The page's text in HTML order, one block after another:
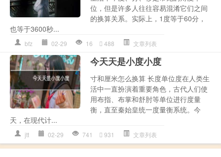
位，但是许多人往往容易混淆它们之间
的换算关系。实际上，1度等于60分，
也等于3600秒...
bfz 02-29 16 488 文章列表
今天天是小度小度
寸和厘米怎么换算 长度单位度在人类生
活中一直扮演着重要角色，古代人们使
用布指、布掌和舒肘等单位进行度量
衡，直至秦始皇统一度量衡系统。今
天，在现代计...
jtt 02-29 741 931 文章列表